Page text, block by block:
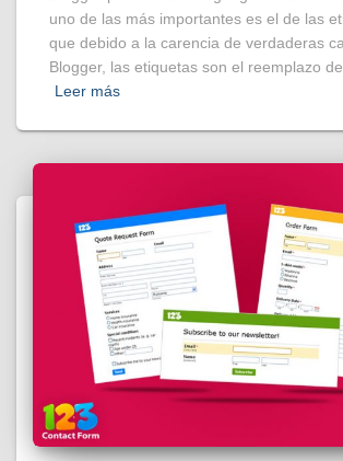
uno de las más importantes es el de las
que debido a la carencia de verdaderas
Blogger, las etiquetas son el reemplazo
Leer más